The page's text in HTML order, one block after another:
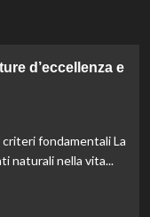
d’eccellenza e
fondamentali La
naturali nella vita...